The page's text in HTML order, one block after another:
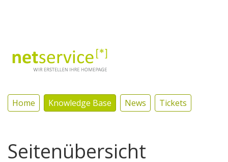
Home Knowledge Base News Tickets
Seitenübersicht